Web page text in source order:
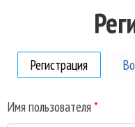
Регистрация
Имя пользователя *